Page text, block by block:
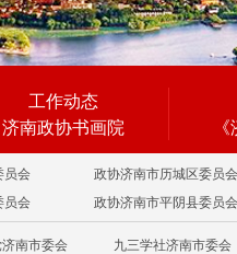
工作动态
济南政协书画院
员会 政协济南市历城区委员会
员会 政协济南市平阴县委员会
南市委会 九三学社济南市委会